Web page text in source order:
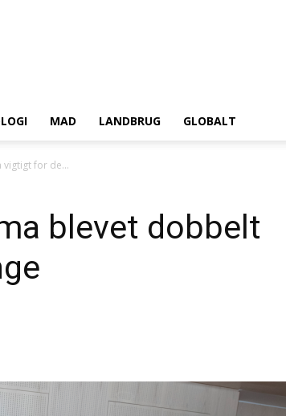
MAD LANDBRUG GLOBALT
vigtigt for de...
blevet dobbelt